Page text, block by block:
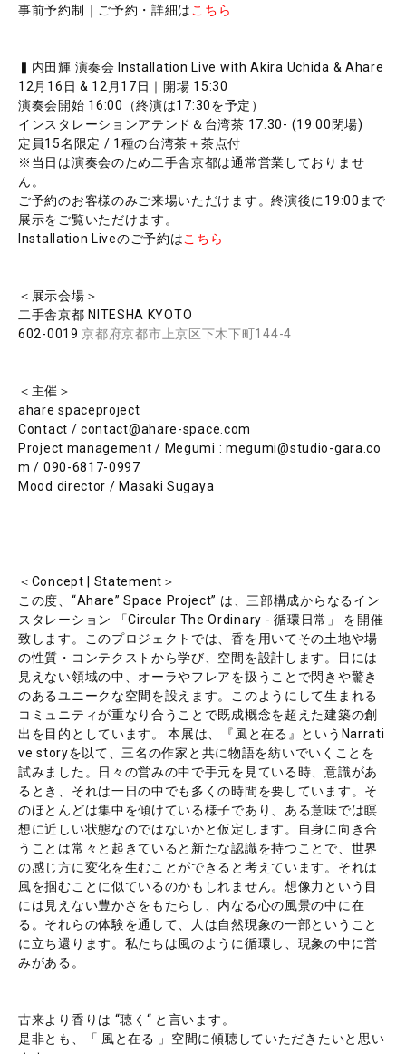
事前予約制｜ご予約・詳細は こちら
▍内田輝 演奏会 Installation Live with Akira Uchida & Ahare
12月16日 & 12月17日｜開場 15:30
演奏会開始 16:00（終演は17:30を予定）
インスタレーションアテンド＆台湾茶 17:30- (19:00閉場)
定員15名限定 / 1種の台湾茶＋茶点付
※当日は演奏会のため二手舎京都は通常営業しておりませ
ん。
ご予約のお客様のみご来場いただけます。終演後に19:00まで
展示をご覧いただけます。
Installation Liveのご予約はこちら
＜展示会場＞
二手舎京都 NITESHA KYOTO
602-0019 京都府京都市上京区下木下町144-4
＜主催＞
ahare spaceproject
Contact / contact@ahare-space.com
Project management / Megumi : megumi@studio-gara.co
m / 090-6817-0997
Mood director / Masaki Sugaya
＜Concept | Statement＞
この度、“Ahare” Space Project” は、三部構成からなるイン
スタレーション 「Circular The Ordinary - 循環日常」 を開催
致します。このプロジェクトでは、香を用いてその土地や場
の性質・コンテクストから学び、空間を設計します。目には
見えない領域の中、オーラやフレアを扱うことで閃きや驚き
のあるユニークな空間を設えます。このようにして生まれる
コミュニティが重なり合うことで既成概念を超えた建築の創
出を目的としています。 本展は、『風と在る』というNarrati
ve storyを以て、三名の作家と共に物語を紡いでいくことを
試みました。日々の営みの中で手元を見ている時、意識があ
るとき、それは一日の中でも多くの時間を要しています。そ
のほとんどは集中を傾けている様子であり、ある意味では瞑
想に近しい状態なのではないかと仮定します。自身に向き合
うことは常々と起きていると新たな認識を持つことで、世界
の感じ方に変化を生むことができると考えています。それは
風を掴むことに似ているのかもしれません。想像力という目
には見えない豊かさをもたらし、内なる心の風景の中に在
る。それらの体験を通して、人は自然現象の一部ということ
に立ち還ります。私たちは風のように循環し、現象の中に営
みがある。
古来より香りは “聴く“ と言います。
是非とも、「 風と在る 」空間に傾聴していただきたいと思い